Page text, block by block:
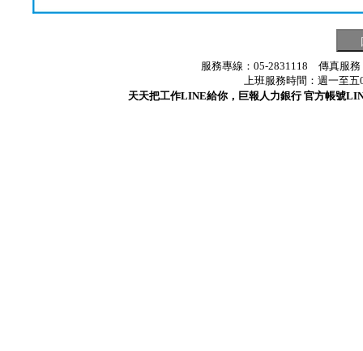
服務專線：05-2831118 傳真服
上班服務時間：週一至
天天把工作LINE給你，巨報人力銀行 官方帳號